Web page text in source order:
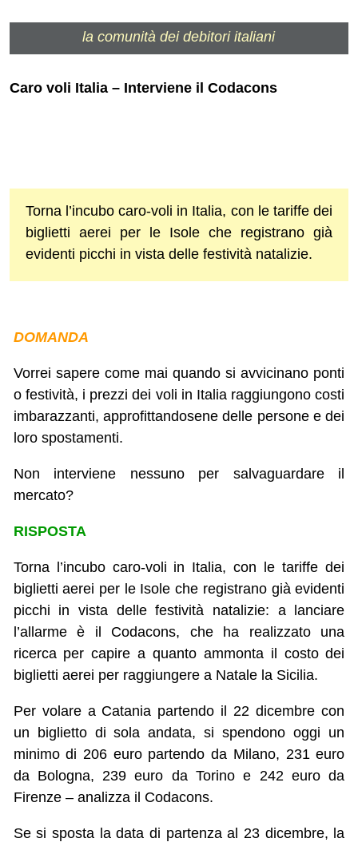
la comunità dei debitori italiani
Caro voli Italia – Interviene il Codacons
Torna l’incubo caro-voli in Italia, con le tariffe dei
biglietti aerei per le Isole che registrano già
evidenti picchi in vista delle festività natalizie.
DOMANDA
Vorrei sapere come mai quando si avvicinano ponti
o festività, i prezzi dei voli in Italia raggiungono costi
imbarazzanti, approfittandosene delle persone e dei
loro spostamenti.
Non interviene nessuno per salvaguardare il
mercato?
RISPOSTA
Torna l’incubo caro-voli in Italia, con le tariffe dei
biglietti aerei per le Isole che registrano già evidenti
picchi in vista delle festività natalizie: a lanciare
l’allarme è il Codacons, che ha realizzato una
ricerca per capire a quanto ammonta il costo dei
biglietti aerei per raggiungere a Natale la Sicilia.
Per volare a Catania partendo il 22 dicembre con
un biglietto di sola andata, si spendono oggi un
minimo di 206 euro partendo da Milano, 231 euro
da Bologna, 239 euro da Torino e 242 euro da
Firenze – analizza il Codacons.
Se si sposta la data di partenza al 23 dicembre, la